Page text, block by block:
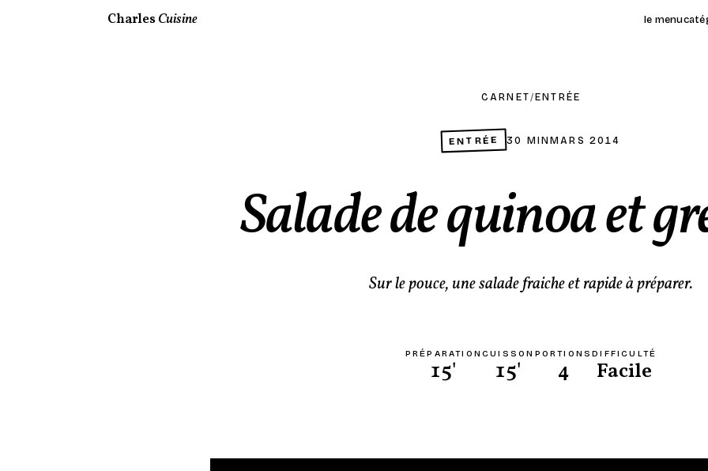
CharlesCuisine le menu
CARNET/ ENTRÉE
ENTRÉE 30 MINMARS 2014
Salade de quinoa et
Sur le pouce, une salade fraiche et rapide à préparer.
PRÉPARATION
15'
CUISSON
15'
PORTIONS
4
DIFFICULTÉ
Facile